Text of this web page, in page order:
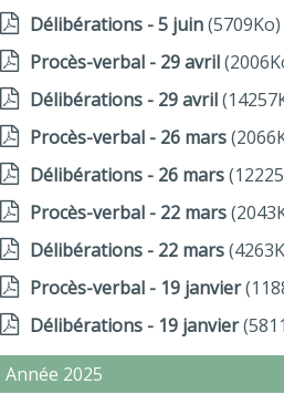
Délibérations - 5 juin(5709Ko)
Procès-verbal - 29 avril
Délibérations - 29 avril
Procès-verbal - 26 mars
Délibérations - 26 mars
Procès-verbal - 22 mars
Délibérations - 22 mars
Procès-verbal - 19 janvier
Délibérations - 19 janvier
Année 2025